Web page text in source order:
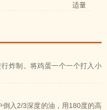
适量
炸制。将鸡蛋一个一个打入小
入2/3深度的油，用180度的高